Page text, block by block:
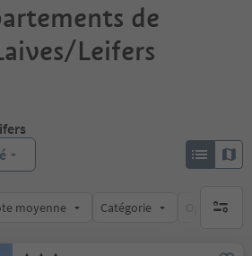
de
Leifers
moyenne Catégorie Options de
aucun